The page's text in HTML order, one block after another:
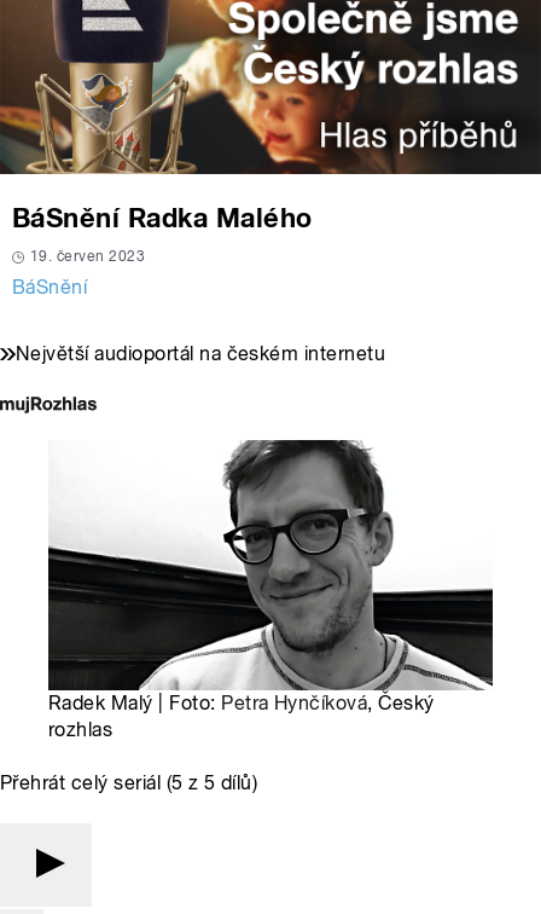
BáSnění Radka Malého
19. červen 2023
BáSnění
Největší audioportál na českém internetu
Radek Malý | Foto: Petra Hynčíková, Český
rozhlas
Přehrát celý seriál (5 z 5 dílů)